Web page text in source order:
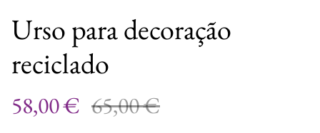
Urso para decoração
reciclado
58,00 € 65,00 €